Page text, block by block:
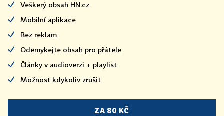
Veškerý obsah HN.cz
Mobilní aplikace
Bez reklam
Odemykejte obsah pro přátele
Články v audioverzi + playlist
Možnost kdykoliv zrušit
ZA 80 KČ